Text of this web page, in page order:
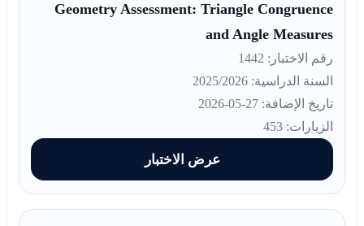
Geometry Assessment: Triangle Congruence
and Angle Measures
رقم الاختبار: 1442
السنة الدراسية: 2025/2026
تاريخ الإضافة: 27-05-2026
الزيارات: 453
عرض الاختبار